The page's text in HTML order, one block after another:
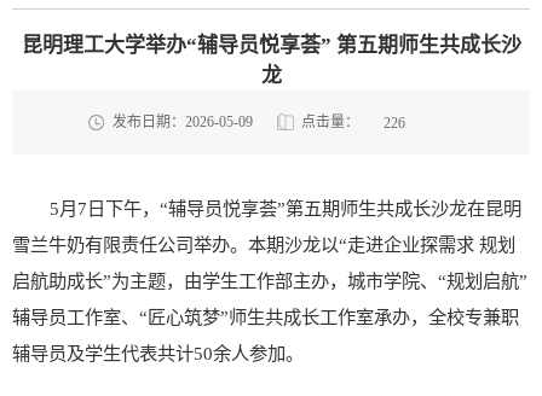
昆明理工大学举办“辅导员悦享荟” 第五期师生共成长沙
龙
发布日期：2026-05-09 点击量： 226
5月7日下午，“辅导员悦享荟”第五期师生共成长沙龙在昆明
雪兰牛奶有限责任公司举办。本期沙龙以“走进企业探需求 规划
启航助成长”为主题，由学生工作部主办，城市学院、“规划启航”
辅导员工作室、“匠心筑梦”师生共成长工作室承办，全校专兼职
辅导员及学生代表共计50余人参加。